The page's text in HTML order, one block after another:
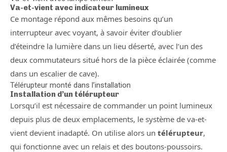
Va-et-vient avec indicateur lumineux
Ce montage répond aux mêmes besoins qu’un
interrupteur avec voyant, à savoir éviter d’oublier
d’éteindre la lumière dans un lieu déserté, avec l’un des
deux commutateurs situé hors de la pièce éclairée (comme
dans un escalier de cave).
Télérupteur monté dans l’installation
Installation d’un télérupteur
Lorsqu’il est nécessaire de commander un point lumineux
depuis plus de deux emplacements, le système de va-et-
vient devient inadapté. On utilise alors un télérupteur,
qui fonctionne avec un relais et des boutons-poussoirs.